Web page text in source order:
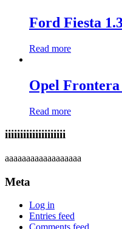
Ford Fiesta
Read more
Opel
Read more
iiiiiiiiiiiiiiiiiiii
aaaaaaaaaaaaaaaaaa
Meta
Log in
Entries feed